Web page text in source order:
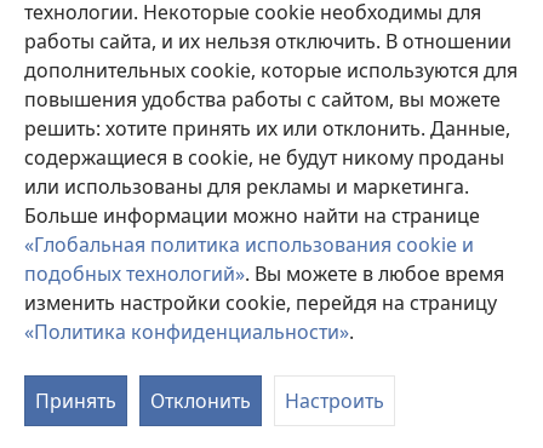
технологии. Некоторые cookie необходимы для
работы сайта, и их нельзя отключить. В отношении
дополнительных cookie, которые используются для
повышения удобства работы с сайтом, вы можете
решить: хотите принять их или отклонить. Данные,
содержащиеся в cookie, не будут никому проданы
или использованы для рекламы и маркетинга.
Больше информации можно найти на странице
«Глобальная политика использования cookie и
подобных технологий». Вы можете в любое время
изменить настройки cookie, перейдя на страницу
«Политика конфиденциальности».
Принять Отклонить Настроить
новом
окне)
JW Hub®
(открывается
в
новом
окне)
JW Library ®
Watchtower Library
Copyright© 2026 Watch Tower Bible and Tract Society of Pennsylvania.
УСЛОВИЯ ИСПОЛЬЗОВАНИЯ|ПОЛИТИКА
КОНФИДЕНЦИАЛЬНОСТИ
КОНФИДЕНЦИАЛЬНОСТИ